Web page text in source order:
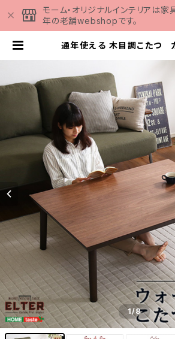
モーム・オリジナルインテリアは
年の老舗webshopです。
通年使える 木目調こたつ
長方形 単品【ELTER-エル
H-01-105WL | 家具の通
MOMU
1/8